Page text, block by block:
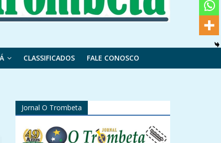
CLASSIFICADOS FALE CONOSCO
Jornal O Trombeta